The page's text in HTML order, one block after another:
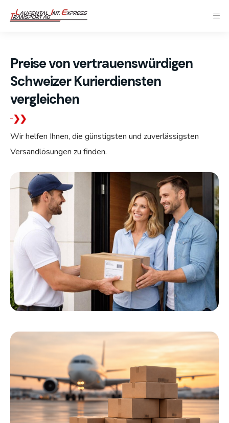
Preise von vertrauenswürdigen
Schweizer Kurierdiensten
vergleichen
Wir helfen Ihnen, die günstigsten und zuverlässigsten
Versandlösungen zu finden.